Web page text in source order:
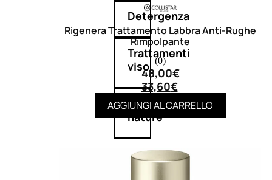
Detergenza
Trattamenti
viso
Maschere
nature
Rigenera Trattamento Labbra Anti-Rughe
Rimpolpante
(0)
48,00€
33,60€
AGGIUNGI AL CARRELLO